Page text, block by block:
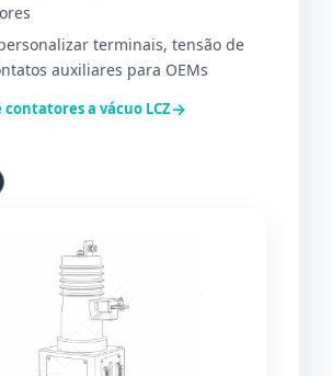
terminais, tensão de
auxiliares para OEMs
contatores a vácuo LCZ→